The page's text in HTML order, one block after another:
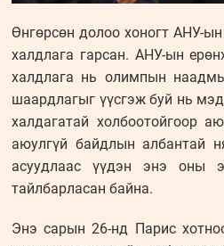
Өнгөрсөн долоо хоногт АНУ-
халдлага гарсан. АНУ-ын
халдлага нь олимпын
шаардлагыг үүсгэж буй нь
халдагатай холбоотойгоор
аюулгүй байдлын албантай
асуудлаас үүдэн энэ оны
тайлбарласан байна.
Энэ сарын 26-нд Парис